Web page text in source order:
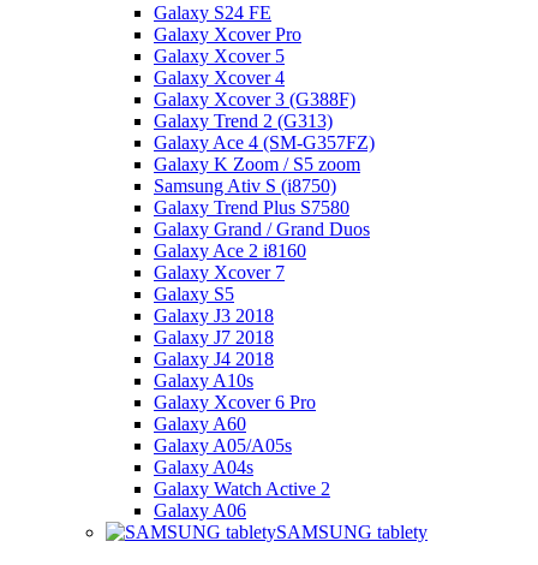
Galaxy S24 FE
Galaxy Xcover Pro
Galaxy Xcover 5
Galaxy Xcover 4
Galaxy Xcover 3 (G388F)
Galaxy Trend 2 (G313)
Galaxy Ace 4 (SM-G357FZ)
Galaxy K Zoom / S5 zoom
Samsung Ativ S (i8750)
Galaxy Trend Plus S7580
Galaxy Grand / Grand Duos
Galaxy Ace 2 i8160
Galaxy Xcover 7
Galaxy S5
Galaxy J3 2018
Galaxy J7 2018
Galaxy J4 2018
Galaxy A10s
Galaxy Xcover 6 Pro
Galaxy A60
Galaxy A05/A05s
Galaxy A04s
Galaxy Watch Active 2
Galaxy A06
SAMSUNG tablety